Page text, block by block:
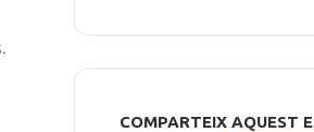
COMPARTEIX AQUEST